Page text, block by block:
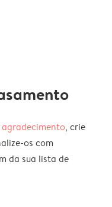
agradecimento, crie
os com
da sua lista de